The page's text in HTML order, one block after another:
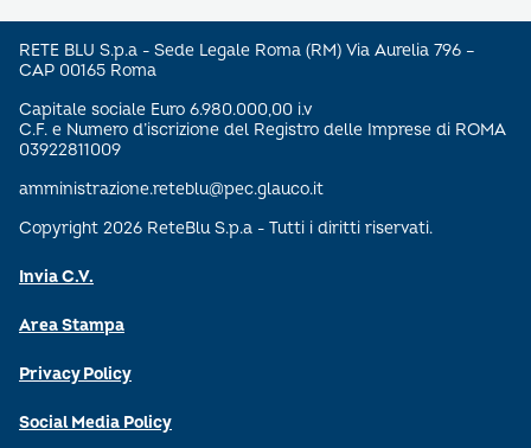
RETE BLU S.p.a - Sede Legale Roma (RM) Via Aurelia 796 –
CAP 00165 Roma
Capitale sociale Euro 6.980.000,00 i.v
C.F. e Numero d’iscrizione del Registro delle Imprese di ROMA
03922811009
amministrazione.reteblu@pec.glauco.it
Copyright 2026 ReteBlu S.p.a - Tutti i diritti riservati.
Invia C.V.
Area Stampa
Privacy Policy
Social Media Policy